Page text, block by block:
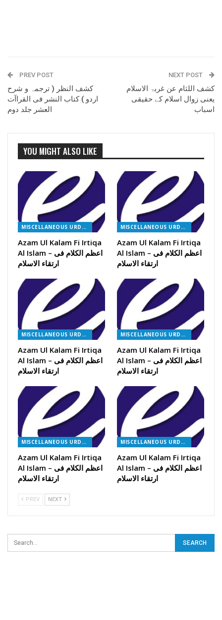
PREV POST
کشف النظر ( ترجمہ و شرح
اردو ) کتاب النشر فی القراآت
العشر جلد دوم
NEXT POST
کشف اللثام عن غربۃ الاسلام
یعنی زوال اسلام کے حقیقی
اسباب
YOU MIGHT ALSO LIKE
MISCELLANEOUS URDU BOOKS
Azam Ul Kalam Fi Irtiqa
Al Islam – اعظم الکلام فی
ارتقاء الاسلام
MISCELLANEOUS URDU BOOKS
Azam Ul Kalam Fi Irtiqa
Al Islam – اعظم الکلام فی
ارتقاء الاسلام
MISCELLANEOUS URDU BOOKS
Azam Ul Kalam Fi Irtiqa
Al Islam – اعظم الکلام فی
ارتقاء الاسلام
MISCELLANEOUS URDU BOOKS
Azam Ul Kalam Fi Irtiqa
Al Islam – اعظم الکلام فی
ارتقاء الاسلام
MISCELLANEOUS URDU BOOKS
Azam Ul Kalam Fi Irtiqa
Al Islam – اعظم الکلام فی
ارتقاء الاسلام
MISCELLANEOUS URDU BOOKS
Azam Ul Kalam Fi Irtiqa
Al Islam – اعظم الکلام فی
ارتقاء الاسلام
PREV NEXT